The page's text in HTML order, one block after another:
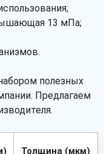
13 мПа;
полезных
Предлагаем
Толщина (мкм)